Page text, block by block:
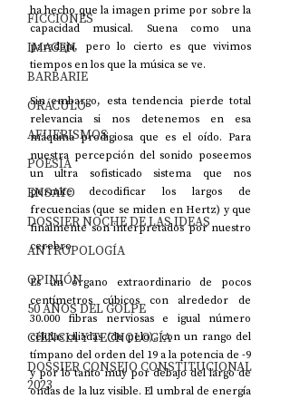
FICCIONES
IMAGEN
BARBARIE
ORÁCULO
AFUERISMOS
POESÍA
ENSAYO
DOSSIER NOCHE DE LAS IDEAS
ANTROPOLOGÍA
OPINIÓN
50 AÑOS DEL GOLPE
CIENCIA Y TECNOLOGÍA
DOSSIER CONSEJO CONSTITUCIONAL
2023
ha hecho que la imagen prime por sobre la
capacidad musical. Suena como una
paradoja, pero lo cierto es que vivimos
tiempos en los que la música se ve.
Sin embargo, esta tendencia pierde total
relevancia si nos detenemos en esa
máquina prodigiosa que es el oído. Para
nuestra percepción del sonido poseemos
un ultra sofisticado sistema que nos
permite decodificar los largos de
frecuencias (que se miden en Hertz) y que
finalmente son interpretados por nuestro
cerebro.
Es un órgano extraordinario de pocos
centímetros cúbicos con alrededor de
30.000 fibras nerviosas e igual número
células ciliadas (de pelo), con un rango del
tímpano del orden del 19 a la potencia de -9
y por lo tanto muy por debajo del largo de
ondas de la luz visible. El umbral de energía